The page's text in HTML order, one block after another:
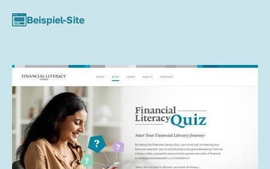
Beispiel-Site